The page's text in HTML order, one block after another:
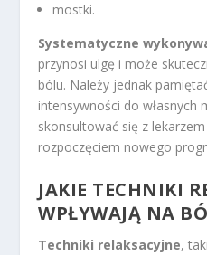
mostki.
Systematyczne
przynosi ulgę i może
bólu. Należy jednak
intensywności do własnych
skonsultować się z
rozpoczęciem nowego
JAKIE TECHNIKI
WPŁYWAJĄ NA
Techniki relaksacyjne,